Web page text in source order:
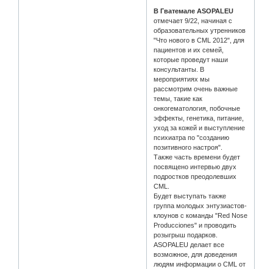
В Гватемале ASOPALEU
отмечает 9/22, начиная с
образовательных утренников
"Что нового в CML 2012", для
пациентов и их семей,
которые проведут наши
консультанты. В
мероприятиях мы
рассмотрим очень важные
темы, такие как
онкогематология, побочные
эффекты, генетика, питание,
уход за кожей и выступление
психиатра по "созданию
позитивного настроя".
Также часть времени будет
посвящено интервью двух
подростков преодолевших
CML.
Будет выступать также
группа молодых энтузиастов-
клоунов с команды "Red Nose
Producciones" и проводить
розыгрыш подарков.
ASOPALEU делает все
возможное, для доведения
людям информации о CML от